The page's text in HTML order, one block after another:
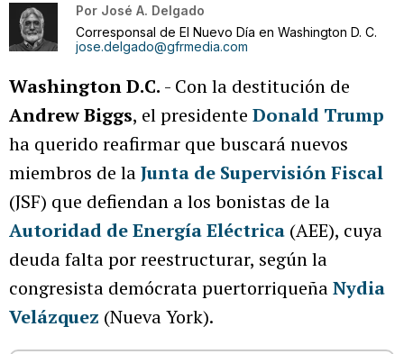
Por José A. Delgado
Corresponsal de El Nuevo Día en Washington D. C.
jose.delgado@gfrmedia.com
Washington D.C. - Con la destitución de
Andrew Biggs, el presidente Donald Trump
ha querido reafirmar que buscará nuevos
miembros de laJunta de Supervisión Fiscal
(JSF) que defiendan a los bonistas de la
Autoridad de Energía Eléctrica (AEE), cuya
deuda falta por reestructurar, según la
congresista demócrata puertorriqueñaNydia
Velázquez (Nueva York).